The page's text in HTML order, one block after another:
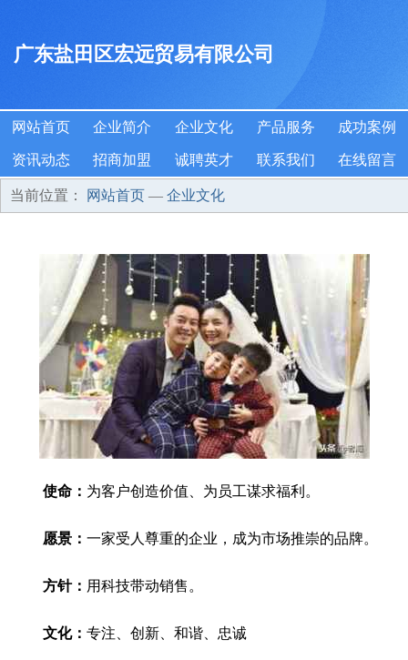
广东盐田区宏远贸易有限公司
网站首页 企业简介 企业文化 产品服务 成功案例
资讯动态 招商加盟 诚聘英才 联系我们 在线留言
当前位置： 网站首页 — 企业文化
使命： 为客户创造价值、为员工谋求福利。
愿景： 一家受人尊重的企业，成为市场推崇的品牌。
方针： 用科技带动销售。
文化： 专注、创新、和谐、忠诚